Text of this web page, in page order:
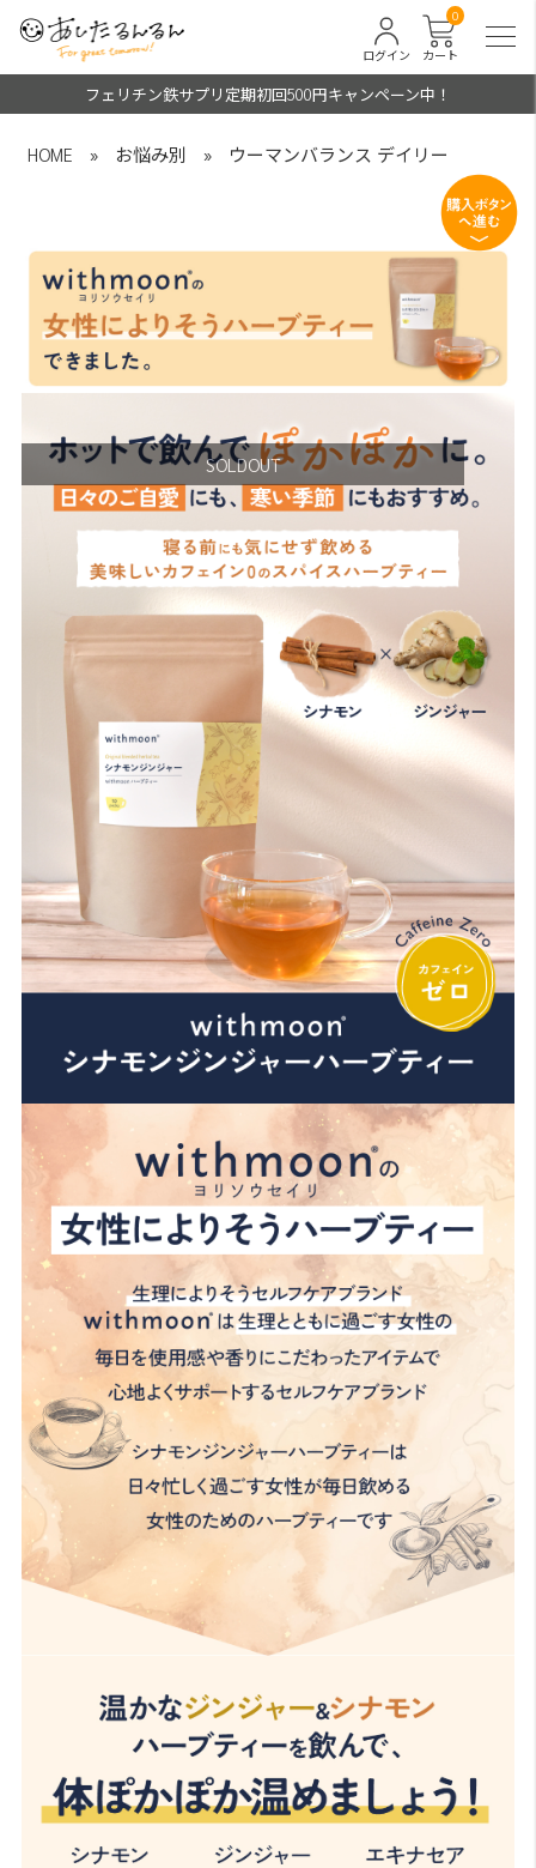
カート
0
ログイン
フェリチン鉄サプリ定期初回500円キャンペーン中！
HOME » お悩み別 » ウーマンバランス デイリー
SOLDOUT